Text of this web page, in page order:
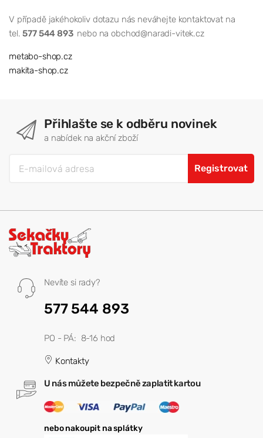
V případě jakéhokoliv dotazu nás neváhejte kontaktovat na
tel.577 544 893 nebo na obchod@naradi-vitek.cz
metabo-shop.cz
makita-shop.cz
Přihlašte se k odběru novinek
a nabídek na akční zboží
Registrovat
Nevíte si rady?
577 544 893
PO - PÁ: 8-16 hod
Kontakty
U nás můžete bezpečně zaplatit kartou
nebo nakoupit na splátky